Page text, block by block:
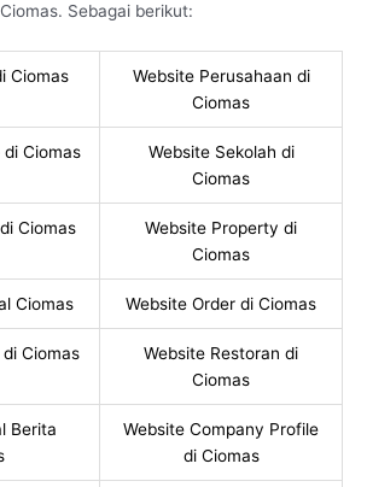
Ciomas. Sebagai berikut:
Ciomas
Website Perusahaan di
Ciomas
di Ciomas
Website Sekolah di
Ciomas
Ciomas
Website Property di
Ciomas
Ciomas Website Order di Ciomas
Ciomas
Website Restoran di
Ciomas
Berita
Website Company Profile
di Ciomas